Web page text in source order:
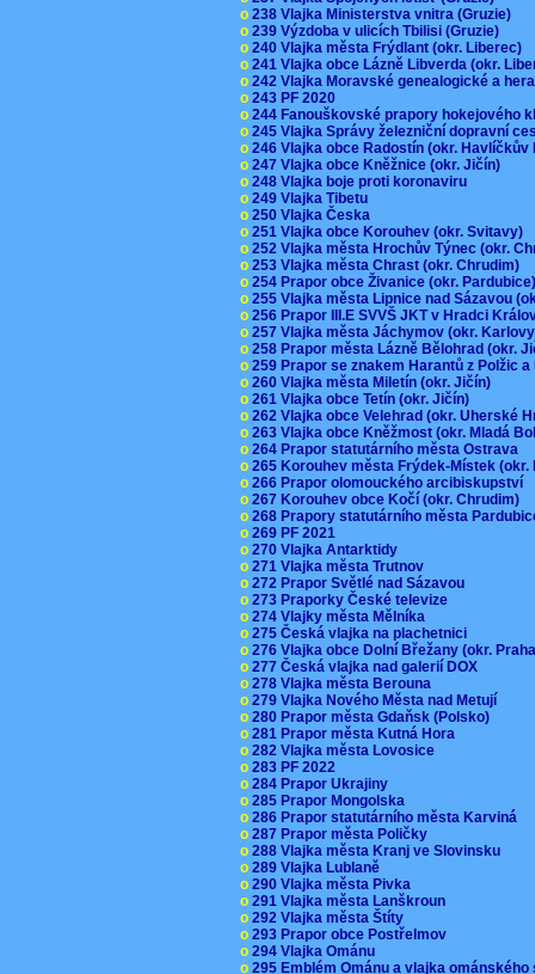
o 238 Vlajka Ministerstva vnitra (Gruzie)
o 239 Výzdoba v ulicích Tbilisi (Gruzie)
o 240 Vlajka města Frýdlant (okr. Liberec)
o 241 Vlajka obce Lázně Libverda (okr.
o 242 Vlajka Moravské genealogické a
o 243 PF 2020
o 244 Fanouškovské prapory hokejového
o 245 Vlajka Správy železniční dopravní
o 246 Vlajka obce Radostín (okr.
o 247 Vlajka obce Kněžnice (okr. Jičín)
o 248 Vlajka boje proti koronaviru
o 249 Vlajka Tibetu
o 250 Vlajka Česka
o 251 Vlajka obce Korouhev (okr. Svitavy)
o 252 Vlajka města Hrochův Týnec (okr.
o 253 Vlajka města Chrast (okr. Chrudim)
o 254 Prapor obce Živanice (okr.
o 255 Vlajka města Lipnice nad Sázavou
o 256 Prapor III.E SVVŠ JKT v Hradci
o 257 Vlajka města Jáchymov (okr.
o 258 Prapor města Lázně Bělohrad (okr.
o 259 Prapor se znakem Harantů z Polžic
o 260 Vlajka města Miletín (okr. Jičín)
o 261 Vlajka obce Tetín (okr. Jičín)
o 262 Vlajka obce Velehrad (okr. Uherské
o 263 Vlajka obce Kněžmost (okr. Mladá
o 264 Prapor statutárního města Ostrava
o 265 Korouhev města Frýdek-Místek
o 266 Prapor olomouckého arcibiskupství
o 267 Korouhev obce Kočí (okr. Chrudim)
o 268 Prapory statutárního města
o 269 PF 2021
o 270 Vlajka Antarktidy
o 271 Vlajka města Trutnov
o 272 Prapor Světlé nad Sázavou
o 273 Praporky České televize
o 274 Vlajky města Mělníka
o 275 Česká vlajka na plachetnici
o 276 Vlajka obce Dolní Břežany (okr.
o 277 Česká vlajka nad galerií DOX
o 278 Vlajka města Berouna
o 279 Vlajka Nového Města nad Metují
o 280 Prapor města Gdaňsk (Polsko)
o 281 Prapor města Kutná Hora
o 282 Vlajka města Lovosice
o 283 PF 2022
o 284 Prapor Ukrajiny
o 285 Prapor Mongolska
o 286 Prapor statutárního města Karviná
o 287 Prapor města Poličky
o 288 Vlajka města Kranj ve Slovinsku
o 289 Vlajka Lublaně
o 290 Vlajka města Pivka
o 291 Vlajka města Lanškroun
o 292 Vlajka města Štíty
o 293 Prapor obce Postřelmov
o 294 Vlajka Ománu
o 295 Emblém Ománu a vlajka